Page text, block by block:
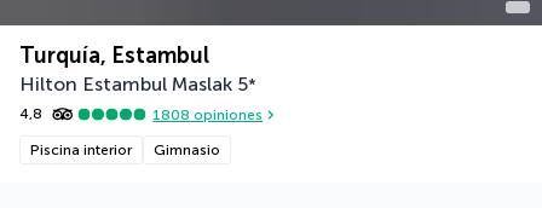
Turquía, Estambul
Hilton Estambul Maslak 5*
4,8 1808 opiniones
Piscina interior Gimnasio